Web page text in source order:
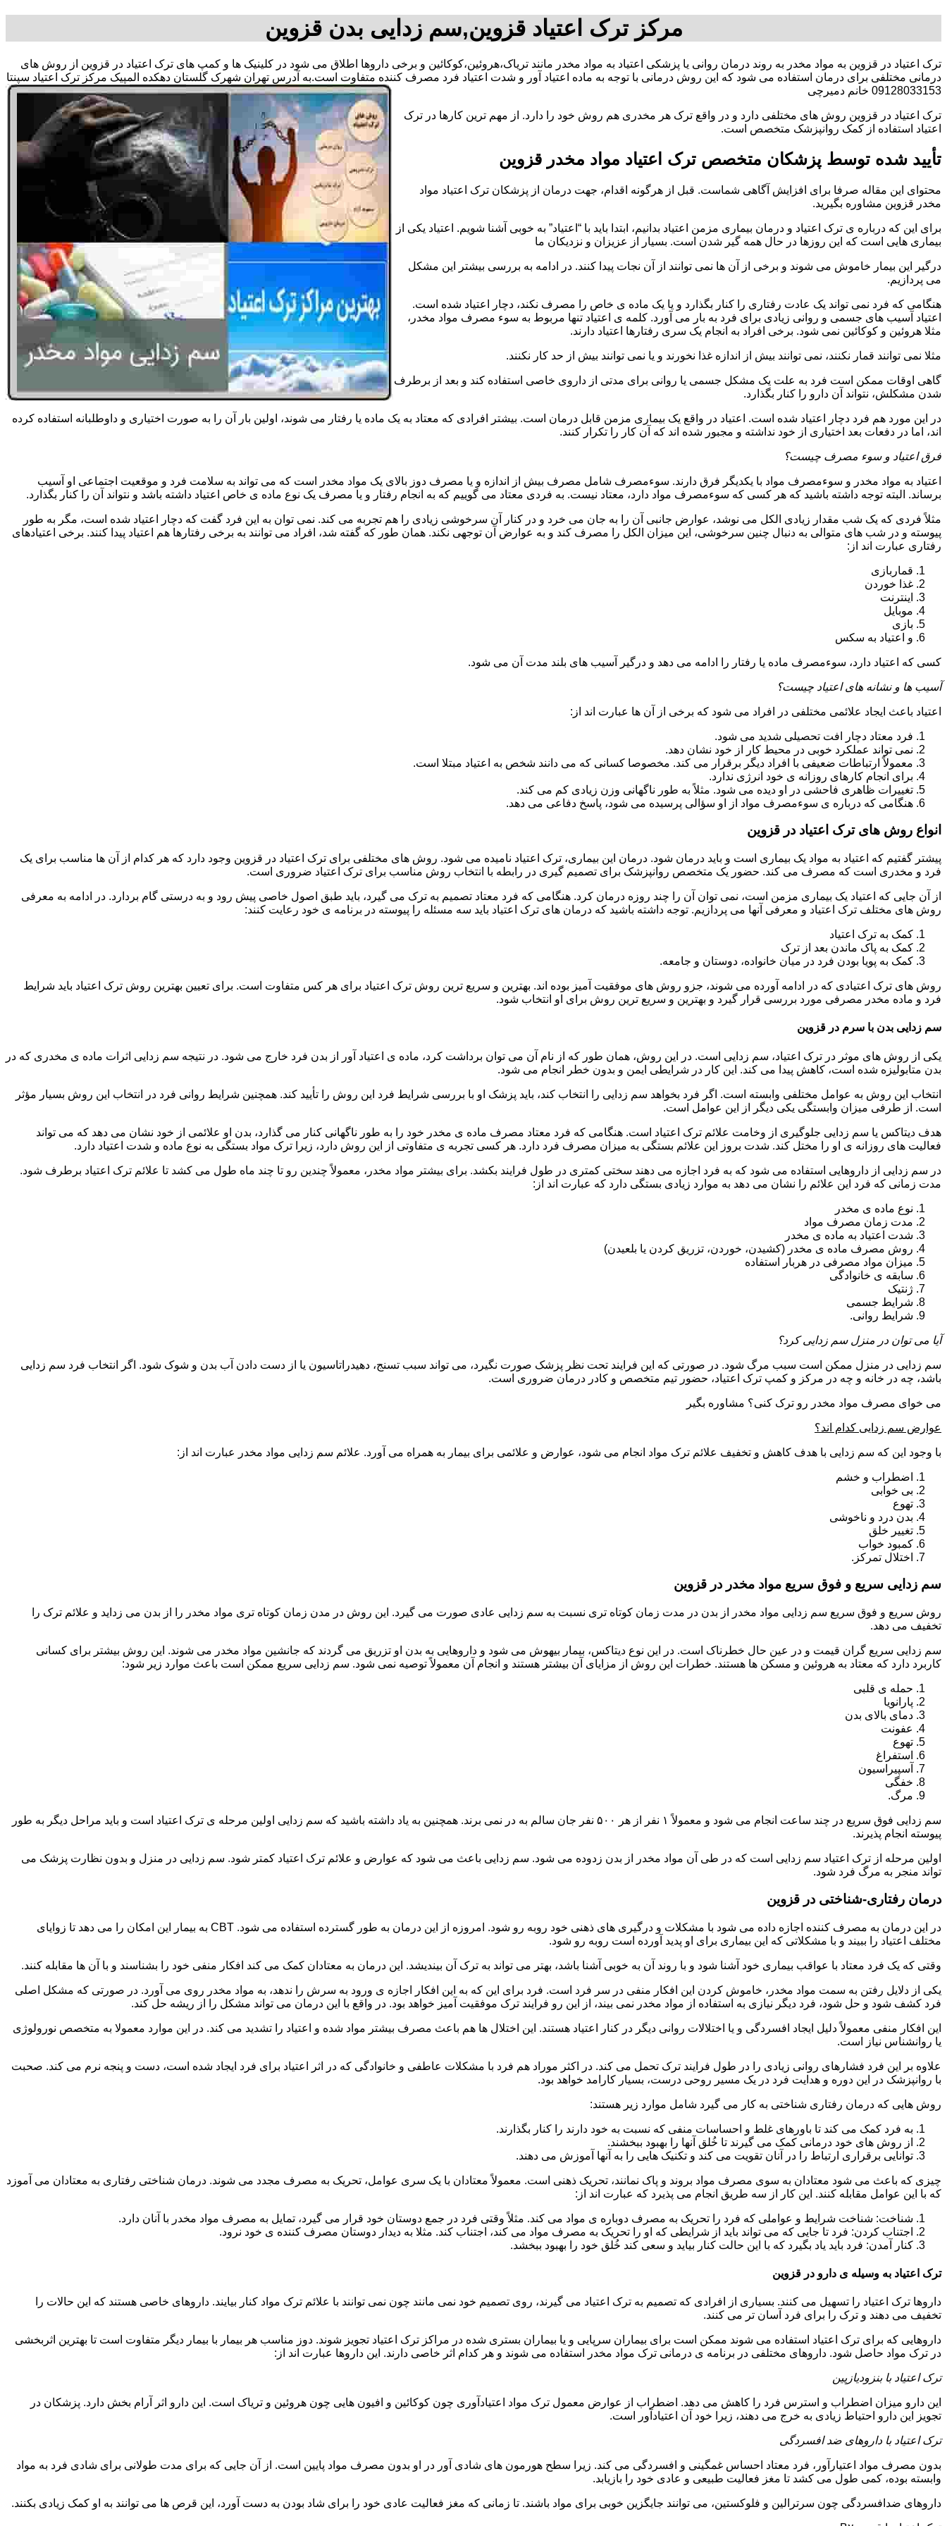
مرکز ترک اعتیاد قزوین,سم زدایی بدن قزوین
ترک اعتیاد در قزوین به مواد مخدر به روند درمان روانی یا پزشکی اعتیاد به مواد مخدر مانند تریاک،هروئین،کوکائین و برخی داروها اطلاق می شود در کلینیک ها و کمپ های ترک اعتیاد در قزوین از روش های
درمانی مختلفی برای درمان استفاده می شود که این روش درمانی با توجه به ماده اعتیاد آور و شدت اعتیاد فرد مصرف کننده متفاوت است.به آدرس تهران شهرک گلستان دهکده المپیک مرکز ترک اعتیاد سپنتا
09128033153 خانم دمیرچی
ترک اعتیاد در قزوین روش های مختلفی دارد و در واقع ترک هر مخدری هم روش خود را دارد. از مهم ترین کارها در ترک
اعتیاد استفاده از کمک روانپزشک متخصص است.
تأیید شده توسط پزشکان متخصص ترک اعتیاد مواد مخدر قزوین
محتوای این مقاله صرفا برای افزایش آگاهی شماست. قبل از هرگونه اقدام، جهت درمان از پزشکان ترک اعتیاد مواد
مخدر قزوین مشاوره بگیرید.
برای این که درباره ی ترک اعتیاد و درمان بیماری مزمن اعتیاد بدانیم، ابتدا باید با “اعتیاد” به خوبی آشنا شویم. اعتیاد یکی از
بیماری هایی است که این روزها در حال همه گیر شدن است. بسیار از عزیزان و نزدیکان ما
درگیر این بیمار خاموش می شوند و برخی از آن ها نمی توانند از آن نجات پیدا کنند. در ادامه به بررسی بیشتر این مشکل
می پردازیم.
هنگامی که فرد نمی تواند یک عادت رفتاری را کنار بگذارد و یا یک ماده ی خاص را مصرف نکند، دچار اعتیاد شده است.
اعتیاد آسیب های جسمی و روانی زیادی برای فرد به بار می آورد. کلمه ی اعتیاد تنها مربوط به سوء مصرف مواد مخدر،
مثلا هروئین و کوکائین نمی شود. برخی افراد به انجام یک سری رفتارها اعتیاد دارند.
مثلا نمی توانند قمار نکنند، نمی توانند بیش از اندازه غذا نخورند و یا نمی توانند بیش از حد کار نکنند.
گاهی اوقات ممکن است فرد به علت یک مشکل جسمی یا روانی برای مدتی از داروی خاصی استفاده کند و بعد از برطرف
شدن مشکلش، نتواند آن دارو را کنار بگذارد.
در این مورد هم فرد دچار اعتیاد شده است. اعتیاد در واقع یک بیماری مزمن قابل درمان است. بیشتر افرادی که معتاد به یک ماده یا رفتار می شوند، اولین بار آن را به صورت اختیاری و داوطلبانه استفاده کرده
اند، اما در دفعات بعد اختیاری از خود نداشته و مجبور شده اند که آن کار را تکرار کنند.
فرق اعتیاد و سوء مصرف چیست؟
اعتیاد به مواد مخدر و سوءمصرف مواد با یکدیگر فرق دارند. سوءمصرف شامل مصرف بیش از اندازه و یا مصرف دوز بالای یک مواد مخدر است که می تواند به سلامت فرد و موقعیت اجتماعی او آسیب
برساند. البته توجه داشته باشید که هر کسی که سوءمصرف مواد دارد، معتاد نیست. به فردی معتاد می گوییم که به انجام رفتار و یا مصرف یک نوع ماده ی خاص اعتیاد داشته باشد و نتواند آن را کنار بگذارد.
مثلاً فردی که یک شب مقدار زیادی الکل می نوشد، عوارض جانبی آن را به جان می خرد و در کنار آن سرخوشی زیادی را هم تجربه می کند. نمی توان به این فرد گفت که دچار اعتیاد شده است، مگر به طور
پیوسته و در شب های متوالی به دنبال چنین سرخوشی، این میزان الکل را مصرف کند و به عوارض آن توجهی نکند. همان طور که گفته شد، افراد می توانند به برخی رفتارها هم اعتیاد پیدا کنند. برخی اعتیادهای
رفتاری عبارت اند از:
قماربازی
غذا خوردن
اینترنت
موبایل
بازی
و اعتیاد به سکس
کسی که اعتیاد دارد، سوءمصرف ماده یا رفتار را ادامه می دهد و درگیر آسیب های بلند مدت آن می شود.
آسیب ها و نشانه های اعتیاد چیست؟
اعتیاد باعث ایجاد علائمی مختلفی در افراد می شود که برخی از آن ها عبارت اند از:
فرد معتاد دچار افت تحصیلی شدید می شود.
نمی تواند عملکرد خوبی در محیط کار از خود نشان دهد.
معمولاً ارتباطات ضعیفی با افراد دیگر برقرار می کند. مخصوصا کسانی که می دانند شخص به اعتیاد مبتلا است.
برای انجام کارهای روزانه ی خود انرژی ندارد.
تغییرات ظاهری فاحشی در او دیده می شود. مثلاً به طور ناگهانی وزن زیادی کم می کند.
هنگامی که درباره ی سوءمصرف مواد از او سؤالی پرسیده می شود، پاسخ دفاعی می دهد.
انواع روش های ترک اعتیاد در قزوین
پیشتر گفتیم که اعتیاد به مواد یک بیماری است و باید درمان شود. درمان این بیماری، ترک اعتیاد نامیده می شود. روش های مختلفی برای ترک اعتیاد در قزوین وجود دارد که هر کدام از آن ها مناسب برای یک
فرد و مخدری است که مصرف می کند. حضور یک متخصص روانپزشک برای تصمیم گیری در رابطه با انتخاب روش مناسب برای ترک اعتیاد ضروری است.
از آن جایی که اعتیاد یک بیماری مزمن است، نمی توان آن را چند روزه درمان کرد. هنگامی که فرد معتاد تصمیم به ترک می گیرد، باید طبق اصول خاصی پیش رود و به درستی گام بردارد. در ادامه به معرفی
روش های مختلف ترک اعتیاد و معرفی آنها می پردازیم. توجه داشته باشید که درمان های ترک اعتیاد باید سه مسئله را پیوسته در برنامه ی خود رعایت کنند:
کمک به ترک اعتیاد
کمک به پاک ماندن بعد از ترک
کمک به پویا بودن فرد در میان خانواده، دوستان و جامعه.
روش های ترک اعتیادی که در ادامه آورده می شوند، جزو روش های موفقیت آمیز بوده اند. بهترین و سریع ترین روش ترک اعتیاد برای هر کس متفاوت است. برای تعیین بهترین روش ترک اعتیاد باید شرایط
فرد و ماده مخدر مصرفی مورد بررسی قرار گیرد و بهترین و سریع ترین روش برای او انتخاب شود.
سم زدایی بدن با سرم در قزوین
یکی از روش های موثر در ترک اعتیاد، سم زدایی است. در این روش، همان طور که از نام آن می توان برداشت کرد، ماده ی اعتیاد آور از بدن فرد خارج می شود. در نتیجه سم زدایی اثرات ماده ی مخدری که در
بدن متابولیزه شده است، کاهش پیدا می کند. این کار در شرایطی ایمن و بدون خطر انجام می شود.
انتخاب این روش به عوامل مختلفی وابسته است. اگر فرد بخواهد سم زدایی را انتخاب کند، باید پزشک او با بررسی شرایط فرد این روش را تأیید کند. همچنین شرایط روانی فرد در انتخاب این روش بسیار مؤثر
است. از طرفی میزان وابستگی یکی دیگر از این عوامل است.
هدف دیتاکس یا سم زدایی جلوگیری از وخامت علائم ترک اعتیاد است. هنگامی که فرد معتاد مصرف ماده ی مخدر خود را به طور ناگهانی کنار می گذارد، بدن او علائمی از خود نشان می دهد که می تواند
فعالیت های روزانه ی او را مختل کند. شدت بروز این علائم بستگی به میزان مصرف فرد دارد. هر کسی تجربه ی متفاوتی از این روش دارد، زیرا ترک مواد بستگی به نوع ماده و شدت اعتیاد دارد.
در سم زدایی از داروهایی استفاده می شود که به فرد اجازه می دهند سختی کمتری در طول فرایند بکشد. برای بیشتر مواد مخدر، معمولاً چندین رو تا چند ماه طول می کشد تا علائم ترک اعتیاد برطرف شود.
مدت زمانی که فرد این علائم را نشان می دهد به موارد زیادی بستگی دارد که عبارت اند از:
نوع ماده ی مخدر
مدت زمان مصرف مواد
شدت اعتیاد به ماده ی مخدر
روش مصرف ماده ی مخدر (کشیدن، خوردن، تزریق کردن یا بلعیدن)
میزان مواد مصرفی در هربار استفاده
سابقه ی خانوادگی
ژنتیک
شرایط جسمی
شرایط روانی.
آیا می توان در منزل سم زدایی کرد؟
سم زدایی در منزل ممکن است سبب مرگ شود. در صورتی که این فرایند تحت نظر پزشک صورت نگیرد، می تواند سبب تسنج، دهیدراتاسیون یا از دست دادن آب بدن و شوک شود. اگر انتخاب فرد سم زدایی
باشد، چه در خانه و چه در مرکز و کمپ ترک اعتیاد، حضور تیم متخصص و کادر درمان ضروری است.
می خوای مصرف مواد مخدر رو ترک کنی؟ مشاوره بگیر
عوارض سم زدایی کدام اند؟
با وجود این که سم زدایی با هدف کاهش و تخفیف علائم ترک مواد انجام می شود، عوارض و علائمی برای بیمار به همراه می آورد. علائم سم زدایی مواد مخدر عبارت اند از:
اضطراب و خشم
بی خوابی
تهوع
بدن درد و ناخوشی
تغییر خلق
کمبود خواب
اختلال تمرکز.
سم زدایی سریع و فوق سریع مواد مخدر در قزوین
روش سریع و فوق سریع سم زدایی مواد مخدر از بدن در مدت زمان کوتاه تری نسبت به سم زدایی عادی صورت می گیرد. این روش در مدن زمان کوتاه تری مواد مخدر را از بدن می زداید و علائم ترک را
تخفیف می دهد.
سم زدایی سریع گران قیمت و در عین حال خطرناک است. در این نوع دیتاکس، بیمار بیهوش می شود و داروهایی به بدن او تزریق می گردند که جانشین مواد مخدر می شوند. این روش بیشتر برای کسانی
کاربرد دارد که معتاد به هروئین و مسکن ها هستند. خطرات این روش از مزایای آن بیشتر هستند و انجام آن معمولاً توصیه نمی شود. سم زدایی سریع ممکن است باعث موارد زیر شود:
حمله ی قلبی
پارانویا
دمای بالای بدن
عفونت
تهوع
استفراغ
آسپیراسیون
خفگی
مرگ.
سم زدایی فوق سریع در چند ساعت انجام می شود و معمولاً ۱ نفر از هر ۵۰۰ نفر جان سالم به در نمی برند. همچنین به یاد داشته باشید که سم زدایی اولین مرحله ی ترک اعتیاد است و باید مراحل دیگر به طور
پیوسته انجام پذیرند.
اولین مرحله از ترک اعتیاد سم زدایی است که در طی آن مواد مخدر از بدن زدوده می شود. سم زدایی باعث می شود که عوارض و علائم ترک اعتیاد کمتر شود. سم زدایی در منزل و بدون نظارت پزشک می
تواند منجر به مرگ فرد شود.
درمان رفتاری-شناختی در قزوین
در این درمان به مصرف کننده اجازه داده می شود با مشکلات و درگیری های ذهنی خود روبه رو شود. امروزه از این درمان به طور گسترده استفاده می شود. CBT به بیمار این امکان را می دهد تا زوایای
مختلف اعتیاد را ببیند و با مشکلاتی که این بیماری برای او پدید آورده است روبه رو شود.
وقتی که یک فرد معتاد با عواقب بیماری خود آشنا شود و با روند آن به خوبی آشنا باشد، بهتر می تواند به ترک آن بیندیشد. این درمان به معتادان کمک می کند افکار منفی خود را بشناسند و با آن ها مقابله کنند.
یکی از دلایل رفتن به سمت مواد مخدر، خاموش کردن این افکار منفی در سر فرد است. فرد برای این که به این افکار اجازه ی ورود به سرش را ندهد، به مواد مخدر روی می آورد. در صورتی که مشکل اصلی
فرد کشف شود و حل شود، فرد دیگر نیازی به استفاده از مواد مخدر نمی بیند، از این رو فرایند ترک موفقیت آمیز خواهد بود. در واقع با این درمان می تواند مشکل را از ریشه حل کند.
این افکار منفی معمولاً دلیل ایجاد افسردگی و یا اختلالات روانی دیگر در کنار اعتیاد هستند. این اختلال ها هم باعث مصرف بیشتر مواد شده و اعتیاد را تشدید می کند. در این موارد معمولا به متخصص نورولوژی
یا روانشناس نیاز است.
علاوه بر این فرد فشارهای روانی زیادی را در طول فرایند ترک تحمل می کند. در اکثر موراد هم فرد با مشکلات عاطفی و خانوادگی که در اثر اعتیاد برای فرد ایجاد شده است، دست و پنجه نرم می کند. صحبت
با روانپزشک در این دوره و هدایت فرد در یک مسیر روحی درست، بسیار کارامد خواهد بود.
روش هایی که درمان رفتاری شناختی به کار می گیرد شامل موارد زیر هستند:
به فرد کمک می کند تا باورهای غلط و احساسات منفی که نسبت به خود دارند را کنار بگذارند.
از روش های خود درمانی کمک می گیرند تا خُلق آنها را بهبود ببخشند.
توانایی برقراری ارتباط را در آنان تقویت می کند و تکنیک هایی را به آنها آموزش می دهند.
چیزی که باعث می شود معتادان به سوی مصرف مواد بروند و پاک نمانند، تحریک ذهنی است. معمولاً معتادان با یک سری عوامل، تحریک به مصرف مجدد می شوند. درمان شناختی رفتاری به معتادان می آموزد
که با این عوامل مقابله کنند. این کار از سه طریق انجام می پذیرد که عبارت اند از:
شناخت: شناخت شرایط و عواملی که فرد را تحریک به مصرف دوباره ی مواد می کند. مثلاً وقتی فرد در جمع دوستان خود قرار می گیرد، تمایل به مصرف مواد مخدر با آنان دارد.
اجتناب کردن: فرد تا جایی که می تواند باید از شرایطی که او را تحریک به مصرف مواد می کند، اجتناب کند. مثلا به دیدار دوستان مصرف کننده ی خود نرود.
کنار آمدن: فرد باید یاد بگیرد که با این حالت کنار بیاید و سعی کند خُلق خود را بهبود ببخشد.
ترک اعتیاد به وسیله ی دارو در قزوین
داروها ترک اعتیاد را تسهیل می کنند. بسیاری از افرادی که تصمیم به ترک اعتیاد می گیرند، روی تصمیم خود نمی مانند چون نمی توانند با علائم ترک مواد کنار بیایند. داروهای خاصی هستند که این حالات را
تخفیف می دهند و ترک را برای فرد آسان تر می کنند.
داروهایی که برای ترک اعتیاد استفاده می شوند ممکن است برای بیماران سرپایی و یا بیماران بستری شده در مراکز ترک اعتیاد تجویز شوند. دوز مناسب هر بیمار با بیمار دیگر متفاوت است تا بهترین اثربخشی
در ترک مواد حاصل شود. داروهای مختلفی در برنامه ی درمانی ترک مواد مخدر استفاده می شوند و هر کدام اثر خاصی دارند. این داروها عبارت اند از:
ترک اعتیاد با بنزودیازپین
این دارو میزان اضطراب و استرس فرد را کاهش می دهد. اضطراب از عوارض معمول ترک مواد اعتیادآوری چون کوکائین و افیون هایی چون هروئین و تریاک است. این دارو اثر آرام بخش دارد. پزشکان در
تجویز این دارو احتیاط زیادی به خرج می دهند، زیرا خود آن اعتیادآور است.
ترک اعتیاد با داروهای ضد افسردگی
بدون مصرف مواد اعتیارآور، فرد معتاد احساس غمگینی و افسردگی می کند. زیرا سطح هورمون های شادی آور در او بدون مصرف مواد پایین است. از آن جایی که برای مدت طولانی برای شادی فرد به مواد
وابسته بوده، کمی طول می کشد تا مغز فعالیت طبیعی و عادی خود را بازیابد.
داروهای ضدافسردگی چون سرترالین و فلوکستین، می توانند جایگزین خوبی برای مواد باشند. تا زمانی که مغز فعالیت عادی خود را برای شاد بودن به دست آورد، این قرص ها می توانند به او کمک زیادی بکنند.